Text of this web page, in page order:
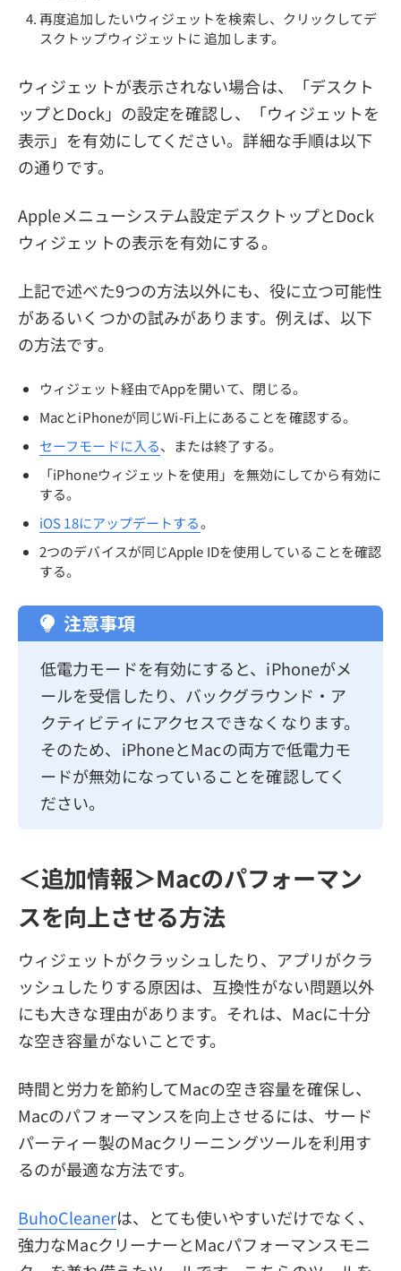
再度追加したいウィジェットを検索し、クリックしてデ
スクトップウィジェットに 追加します。
ウィジェットが表示されない場合は、「デスクト
ップとDock」の設定を確認し、「ウィジェットを
表示」を有効にしてください。詳細な手順は以下
の通りです。
Appleメニューシステム設定デスクトップとDock
ウィジェットの表示を有効にする。
上記で述べた9つの方法以外にも、役に立つ可能性
があるいくつかの試みがあります。例えば、以下
の方法です。
ウィジェット経由でAppを開いて、閉じる。
MacとiPhoneが同じWi-Fi上にあることを確認する。
セーフモードに入る、または終了する。
「iPhoneウィジェットを使用」を無効にしてから有効に
する。
iOS 18にアップデートする。
2つのデバイスが同じApple IDを使用していることを確認
する。
注意事項
低電力モードを有効にすると、iPhoneがメ
ールを受信したり、バックグラウンド・ア
クティビティにアクセスできなくなります。
そのため、iPhoneとMacの両方で低電力モ
ードが無効になっていることを確認してく
ださい。
＜追加情報＞Macのパフォーマン
スを向上させる方法
ウィジェットがクラッシュしたり、アプリがクラ
ッシュしたりする原因は、互換性がない問題以外
にも大きな理由があります。それは、Macに十分
な空き容量がないことです。
時間と労力を節約してMacの空き容量を確保し、
Macのパフォーマンスを向上させるには、サード
パーティー製のMacクリーニングツールを利用す
るのが最適な方法です。
BuhoCleanerは、とても使いやすいだけでなく、
強力なMacクリーナーとMacパフォーマンスモニ